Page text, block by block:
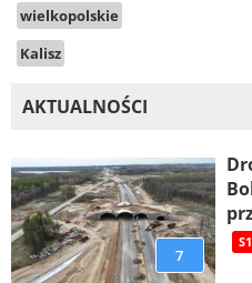
wielkopolskie
Kalisz
AKTUALNOŚCI
7